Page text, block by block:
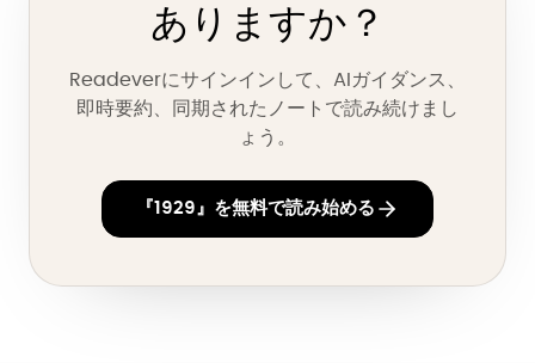
ありますか？
Readeverにサインインして、AIガイダンス、
即時要約、同期されたノートで読み続けまし
ょう。
『1929』を無料で読み始める